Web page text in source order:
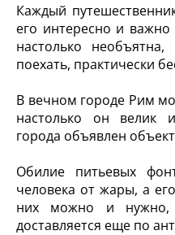
Каждый
его интересно и
настолько
поехать, практически
В вечном городе Рим
настолько он велик
города объявлен
Обилие питьевых
человека от жары, а
них можно и нужно,
доставляется еще по